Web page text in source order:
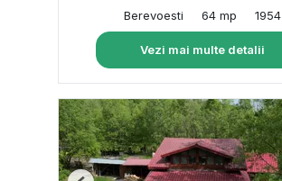
Berevoesti
64 mp 1954
Vezi mai multe detalii